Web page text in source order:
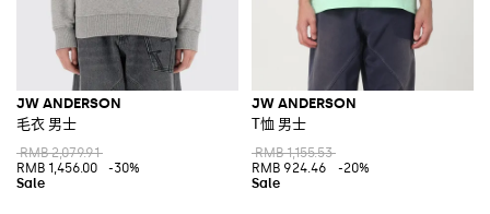
JW ANDERSON
毛衣 男士
RMB 2,079.91
RMB 1,456.00
-30%
JW ANDERSON
T恤 男士
RMB 1,155.53
RMB 924.46
-20%